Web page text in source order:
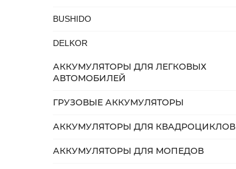
BUSHIDO
DELKOR
АККУМУЛЯТОРЫ ДЛЯ ЛЕГКОВЫХ
АВТОМОБИЛЕЙ
ГРУЗОВЫЕ АККУМУЛЯТОРЫ
АККУМУЛЯТОРЫ ДЛЯ КВАДРОЦИКЛОВ
АККУМУЛЯТОРЫ ДЛЯ МОПЕДОВ